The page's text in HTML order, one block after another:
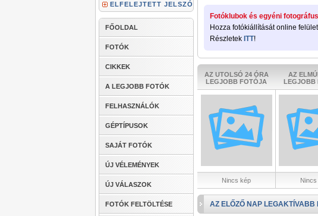
ELFELEJTETT JELSZÓ
FŐOLDAL
FOTÓK
CIKKEK
A LEGJOBB FOTÓK
FELHASZNÁLÓK
GÉPTÍPUSOK
SAJÁT FOTÓK
ÚJ VÉLEMÉNYEK
ÚJ VÁLASZOK
FOTÓK FELTÖLTÉSE
Fotóklubok és egyéni
Hozza fotókiállítását online
Részletek ITT!
AZ UTOLSÓ 24 ÓRA
LEGJOBB FOTÓJA
AZ
LEGJOBB
Nincs kép Nincs
AZ ELŐZŐ NAP LEGAKTÍVABB